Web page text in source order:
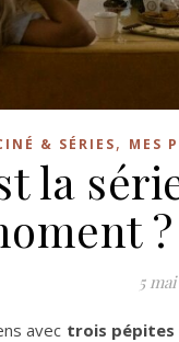
& SÉRIES, MES
la
5
avec trois pépites